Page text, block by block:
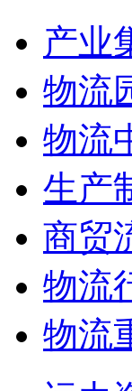
产业
物流
物流
生产
商贸
物流
物流